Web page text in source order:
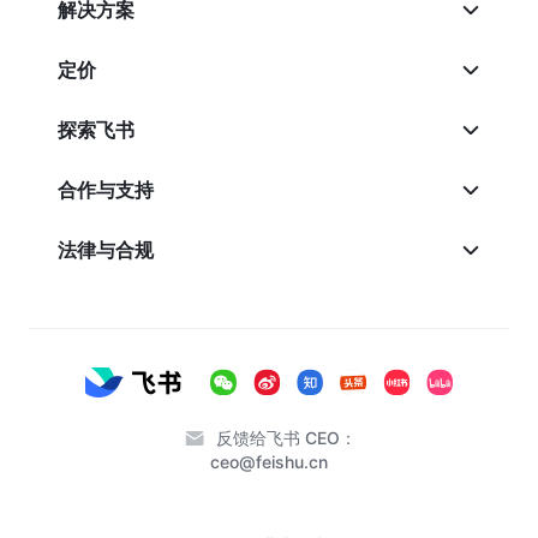
解决方案
定价
探索飞书
合作与支持
法律与合规
反馈给飞书 CEO：
ceo@feishu.cn